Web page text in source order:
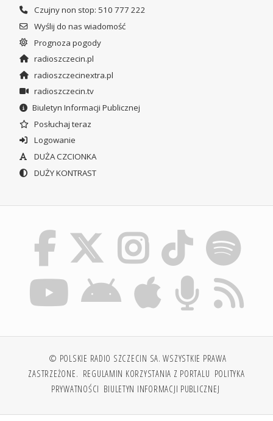
Czujny non stop: 510 777 222
Wyślij do nas wiadomość
Prognoza pogody
radioszczecin.pl
radioszczecinextra.pl
radioszczecin.tv
Biuletyn Informacji Publicznej
Posłuchaj teraz
Logowanie
DUŻA CZCIONKA
DUŻY KONTRAST
© POLSKIE RADIO SZCZECIN SA. WSZYSTKIE PRAWA
ZASTRZEŻONE. REGULAMIN KORZYSTANIA Z PORTALU POLITYKA
PRYWATNOŚCI BIULETYN INFORMACJI PUBLICZNEJ